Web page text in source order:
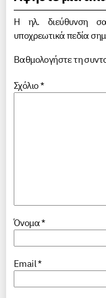
Η ηλ. διεύθυνση
υποχρεωτικά πεδία
Βαθμολογήστε τη
Σχόλιο*
Όνομα*
Email*